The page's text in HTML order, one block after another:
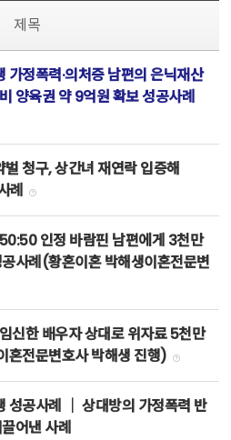
제목
정폭력·의처증 남편의 은닉재산
양육권 약 9억원 확보 성공사례
청구, 상간녀 재연락 입증해
례
인정 바람핀 남편에게 3천만
사례(황혼이혼 박해생이혼전문변
신한 배우자 상대로 위자료 5천만
혼전문변호사 박해생 진행)
성공사례 ｜ 상대방의 가정폭력 반
어낸 사례